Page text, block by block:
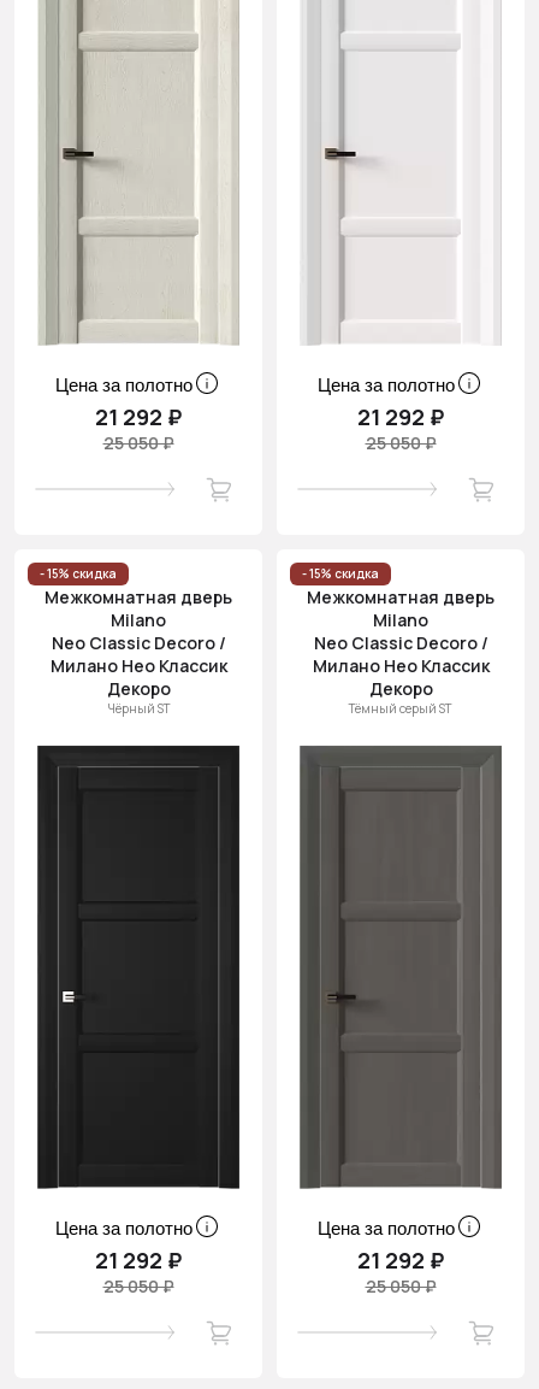
Цена за полотно
21 292 ₽
25 050 ₽
Цена за полотно
21 292 ₽
25 050 ₽
- 15% скидка
Межкомнатная дверь
Milano
Neo Classic Decoro /
Милано Нео Классик
Декоро
Чёрный ST
Цена за полотно
21 292 ₽
25 050 ₽
- 15% скидка
Межкомнатная дверь
Milano
Neo Classic Decoro /
Милано Нео Классик
Декоро
Тёмный серый ST
Цена за полотно
21 292 ₽
25 050 ₽